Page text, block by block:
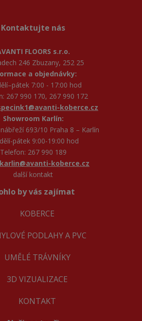
Kontaktujte nás
FLOORS s.r.o.
246 Zbuzany, 252 25
a objednávky:
7:00 - 17:00 hod
267 990 170, 267 990 172
koberce.cz
Showroom Karlín:
693/10 Praha 8 – Karlín
pátek 9:00-19:00 hod
Telefon: 267 990 189
karlin@avanti-koberce.cz
další kontakt
by vás zajímat
KOBERCE
PODLAHY A PVC
UMĚLÉ TRÁVNÍKY
3D VIZUALIZACE
KONTAKT